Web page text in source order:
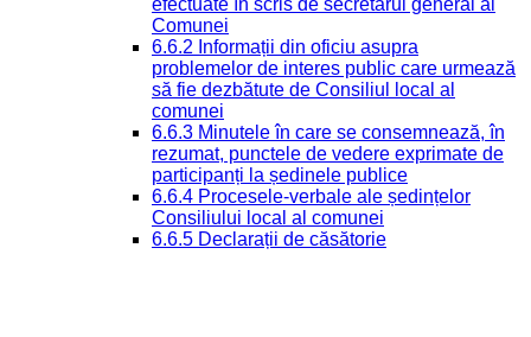
Comunei
6.6.2 Informații din oficiu asupra
problemelor de interes public care urmează
să fie dezbătute de Consiliul local al
comunei
6.6.3 Minutele în care se consemnează, în
rezumat, punctele de vedere exprimate de
participanți la ședinele publice
6.6.4 Procesele-verbale ale ședințelor
Consiliului local al comunei
6.6.5 Declarații de căsătorie